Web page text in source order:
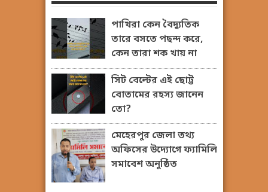
পাখিরা কেন বৈদ্যুতিক
তারে বসতে পছন্দ করে,
কেন তারা শক খায় না
সিট বেল্টের এই ছোট্ট
বোতামের রহস্য জানেন
তো?
মেহেরপুর জেলা তথ্য
অফিসের উদ্যোগে ফ্যামিলি
সমাবেশ অনুষ্ঠিত